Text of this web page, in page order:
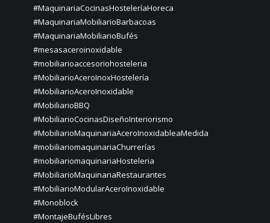
#MaquinariaCocinasHosteleríaHoreca
#MaquinariaMobiliarioBarbacoas
#MaquinariaMobiliarioBufés
#mesasaceroinoxidable
#mobiliarioaccesoriohosteleria
#MobiliarioAceroInoxHostelería
#MobiliarioAceroInoxidable
#MobiliarioBBQ
#MobiliarioCocinasDiseñoInteriorismo
#MobiliarioMaquinariaAceroInoxidableaMedida
#mobiliariomaquinariaChurrerías
#mobiliariomaquinariaHosteleria
#MobiliarioMaquinariaRestaurantes
#MobiliarioModularAceroInoxidable
#Monoblock
#MontajeBufésLibres